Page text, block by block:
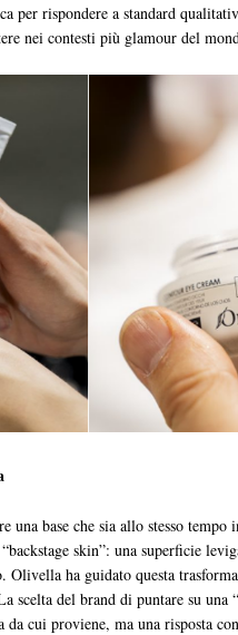
per rispondere a standard
nei contesti più glamour del
una base che sia allo stesso
skin”: una superficie
Olivella ha guidato questa
scelta del brand di puntare su una
cui proviene, ma una risposta